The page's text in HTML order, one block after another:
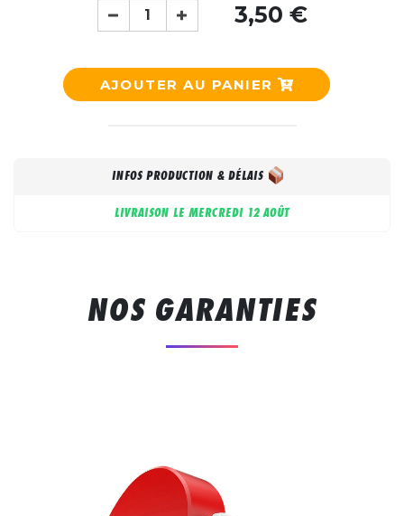
3,50 €
AJOUTER AU PANIER
INFOS PRODUCTION & DÉLAIS
LIVRAISON LE MERCREDI 12 AOÛT
NOS GARANTIES